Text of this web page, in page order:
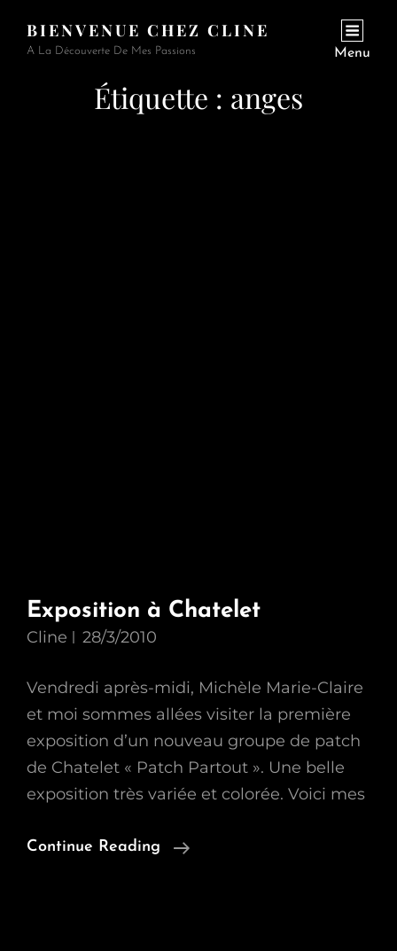
BIENVENUE CHEZ CLINE
A La Découverte De Mes Passions Menu
Étiquette : anges
Exposition à Chatelet
Cline 28/3/2010
Vendredi après-midi, Michèle Marie-Claire
et moi sommes allées visiter la première
exposition d’un nouveau groupe de patch
de Chatelet « Patch Partout ». Une belle
exposition très variée et colorée. Voici mes
Continue Reading
Exposition